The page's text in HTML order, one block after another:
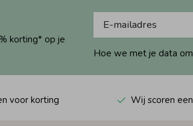
korting* op je
Hoe we met je data
voor korting Wij scoren